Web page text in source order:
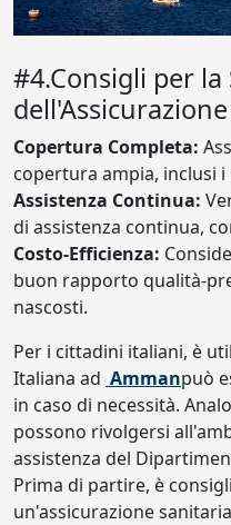
#4.Consigli per la
dell'Assicurazione
Copertura Completa:
copertura ampia, inclusi
Assistenza Continua:
di assistenza continua,
Costo-Efficienza:
buon rapporto qualità-
nascosti.
Per i cittadini italiani, è
Italiana ad Ammanpuò
in caso di necessità.
possono rivolgersi
assistenza del
Prima di partire, è
un'assicurazione